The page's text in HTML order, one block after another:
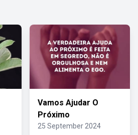
Vamos Ajudar O
Próximo
25 September 2024